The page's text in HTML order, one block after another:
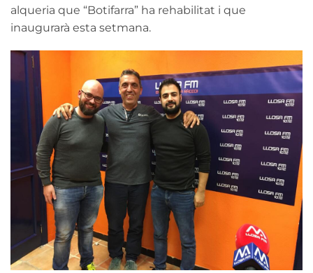
alqueria que “Botifarra” ha rehabilitat i que
inaugurarà esta setmana.